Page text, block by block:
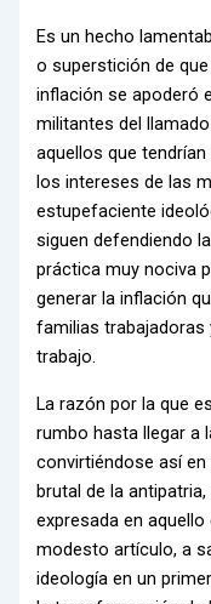
Es un hecho
o superstición de
inflación se apoderó
militantes del
aquellos que
los intereses de las
estupefaciente
siguen defendiendo
práctica muy nociva
generar la inflación
familias trabajadoras
trabajo.
La razón por la que
rumbo hasta llegar a
convirtiéndose así
brutal de la
expresada en
modesto artículo, a
ideología en un